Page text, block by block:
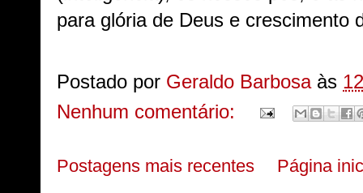
para glória de Deus e crescimento
Postado por Geraldo Barbosa às
Nenhum comentário:
Postagens mais recentes Página